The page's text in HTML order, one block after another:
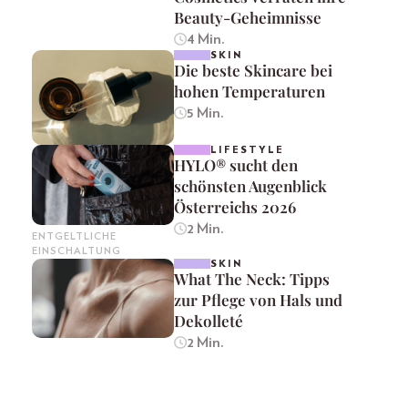
Beauty-Geheimnisse
4 Min.
SKIN
Die beste Skincare bei
hohen Temperaturen
5 Min.
ENTGELTLICHE
EINSCHALTUNG
LIFESTYLE
HYLO® sucht den
schönsten Augenblick
Österreichs 2026
2 Min.
SKIN
What The Neck: Tipps
zur Pflege von Hals und
Dekolleté
2 Min.